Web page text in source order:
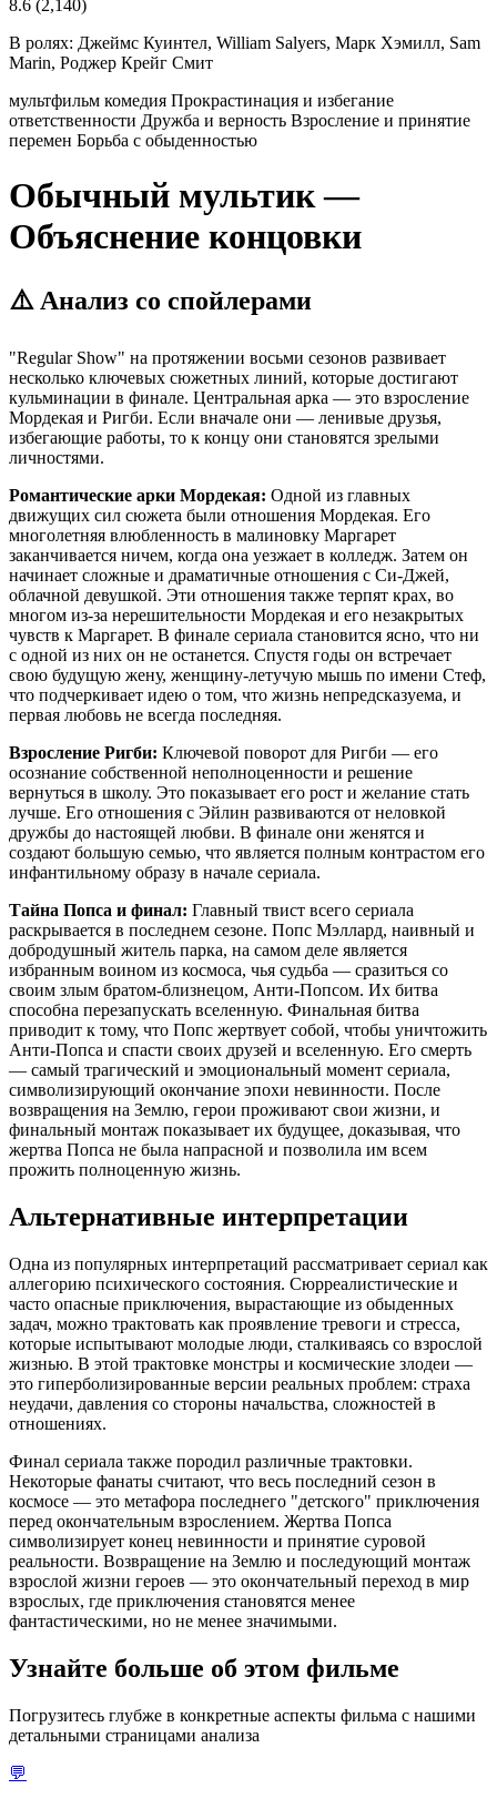
8.6 (2,140)
В ролях: Джеймс Куинтел, William Salyers, Марк Хэмилл, Sam
Marin, Роджер Крейг Смит
мультфильм комедия Прокрастинация и избегание
ответственности Дружба и верность Взросление и принятие
перемен Борьба с обыденностью
Обычный мультик —
Объяснение концовки
⚠️ Анализ со спойлерами
"Regular Show" на протяжении восьми сезонов развивает
несколько ключевых сюжетных линий, которые достигают
кульминации в финале. Центральная арка — это взросление
Мордекая и Ригби. Если вначале они — ленивые друзья,
избегающие работы, то к концу они становятся зрелыми
личностями.
Романтические арки Мордекая: Одной из главных
движущих сил сюжета были отношения Мордекая. Его
многолетняя влюбленность в малиновку Маргарет
заканчивается ничем, когда она уезжает в колледж. Затем он
начинает сложные и драматичные отношения с Си-Джей,
облачной девушкой. Эти отношения также терпят крах, во
многом из-за нерешительности Мордекая и его незакрытых
чувств к Маргарет. В финале сериала становится ясно, что ни
с одной из них он не останется. Спустя годы он встречает
свою будущую жену, женщину-летучую мышь по имени Стеф,
что подчеркивает идею о том, что жизнь непредсказуема, и
первая любовь не всегда последняя.
Взросление Ригби: Ключевой поворот для Ригби — его
осознание собственной неполноценности и решение
вернуться в школу. Это показывает его рост и желание стать
лучше. Его отношения с Эйлин развиваются от неловкой
дружбы до настоящей любви. В финале они женятся и
создают большую семью, что является полным контрастом его
инфантильному образу в начале сериала.
Тайна Попса и финал: Главный твист всего сериала
раскрывается в последнем сезоне. Попс Мэллард, наивный и
добродушный житель парка, на самом деле является
избранным воином из космоса, чья судьба — сразиться со
своим злым братом-близнецом, Анти-Попсом. Их битва
способна перезапускать вселенную. Финальная битва
приводит к тому, что Попс жертвует собой, чтобы уничтожить
Анти-Попса и спасти своих друзей и вселенную. Его смерть
— самый трагический и эмоциональный момент сериала,
символизирующий окончание эпохи невинности. После
возвращения на Землю, герои проживают свои жизни, и
финальный монтаж показывает их будущее, доказывая, что
жертва Попса не была напрасной и позволила им всем
прожить полноценную жизнь.
Альтернативные интерпретации
Одна из популярных интерпретаций рассматривает сериал как
аллегорию психического состояния. Сюрреалистические и
часто опасные приключения, вырастающие из обыденных
задач, можно трактовать как проявление тревоги и стресса,
которые испытывают молодые люди, сталкиваясь со взрослой
жизнью. В этой трактовке монстры и космические злодеи —
это гиперболизированные версии реальных проблем: страха
неудачи, давления со стороны начальства, сложностей в
отношениях.
Финал сериала также породил различные трактовки.
Некоторые фанаты считают, что весь последний сезон в
космосе — это метафора последнего "детского" приключения
перед окончательным взрослением. Жертва Попса
символизирует конец невинности и принятие суровой
реальности. Возвращение на Землю и последующий монтаж
взрослой жизни героев — это окончательный переход в мир
взрослых, где приключения становятся менее
фантастическими, но не менее значимыми.
Узнайте больше об этом фильме
Погрузитесь глубже в конкретные аспекты фильма с нашими
детальными страницами анализа
💬